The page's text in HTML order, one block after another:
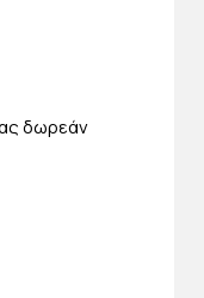
δωρεάν